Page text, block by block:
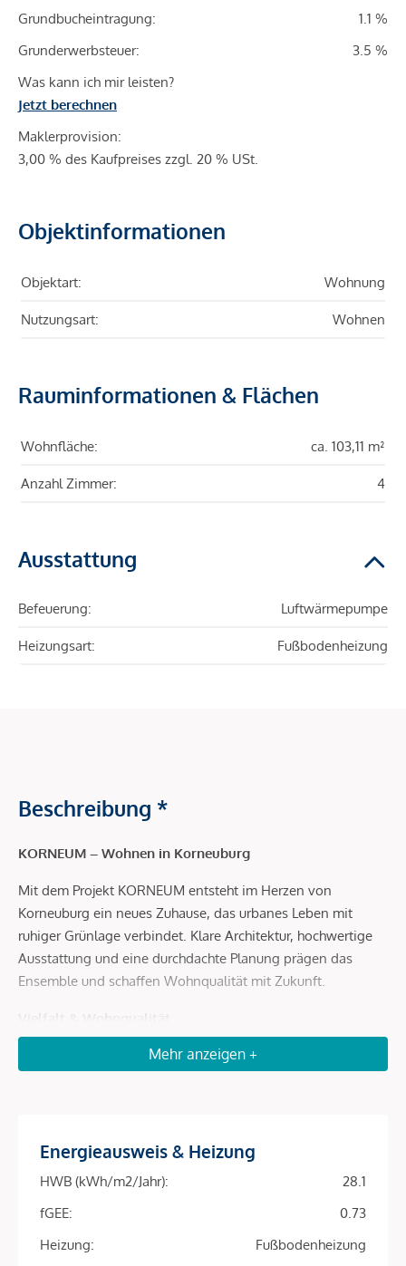
Grundbucheintragung:
1.1 %
Grunderwerbsteuer:
3.5 %
Was kann ich mir leisten?
Jetzt berechnen
Maklerprovision:
3,00 % des Kaufpreises zzgl. 20 % USt.
Objektinformationen
Objektart: Wohnung
Nutzungsart: Wohnen
Rauminformationen & Flächen
Wohnfläche: ca. 103,11 m²
Anzahl Zimmer: 4
Ausstattung
Befeuerung: Luftwärmepumpe
Heizungsart: Fußbodenheizung
Beschreibung *
KORNEUM – Wohnen in Korneuburg
Mit dem Projekt KORNEUM entsteht im Herzen von
Korneuburg ein neues Zuhause, das urbanes Leben mit
ruhiger Grünlage verbindet. Klare Architektur, hochwertige
Ausstattung und eine durchdachte Planung prägen das
Ensemble und schaffen Wohnqualität mit Zukunft.
Das KORNEUM umfasst 135 Eigentumswohnungen in sechs
Balkon, Loggia, Terrasse oder Garten erweitern das Wohnen
Alltagstauglichkeit und Komfort.
Mehr anzeigen +
Energieausweis & Heizung
HWB (kWh/m2/Jahr):
28.1
fGEE:
0.73
Heizung:
Fußbodenheizung